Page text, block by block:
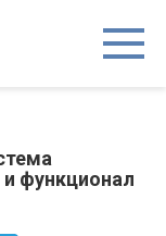
функционал